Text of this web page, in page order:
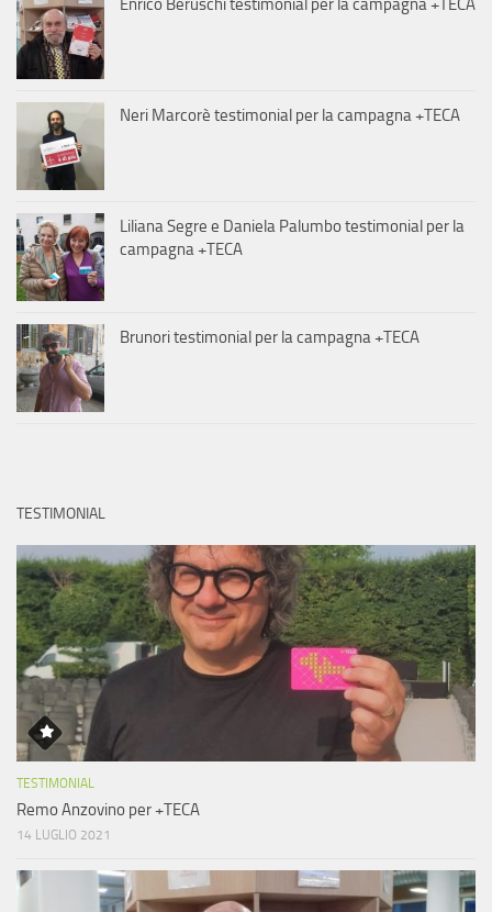
Enrico Beruschi testimonial per la campagna +TECA
Neri Marcorè testimonial per la campagna +TECA
Liliana Segre e Daniela Palumbo testimonial per la
campagna +TECA
Brunori testimonial per la campagna +TECA
TESTIMONIAL
TESTIMONIAL
Remo Anzovino per +TECA
14 LUGLIO 2021